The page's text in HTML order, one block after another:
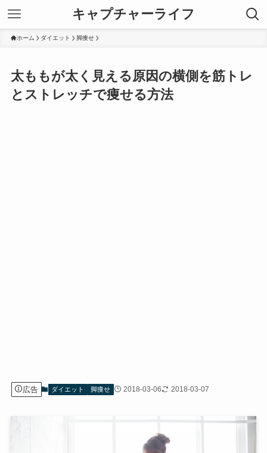
キャプチャーライフ
ホーム ダイエット 脚痩せ
太ももが太く見える原因の横側を筋トレ
とストレッチで痩せる方法
広告 ダイエット 脚痩せ 2018-03-06 2018-03-07